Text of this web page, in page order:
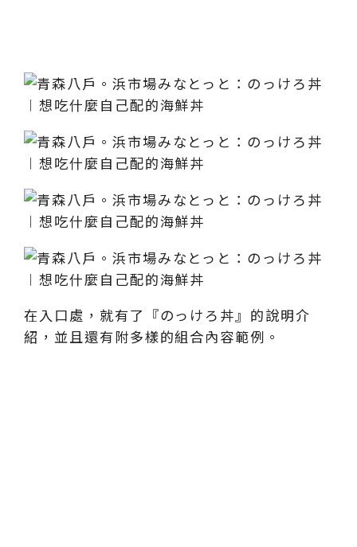
在入口處，就有了『のっけろ丼』的說明介
紹，並且還有附多樣的組合內容範例。